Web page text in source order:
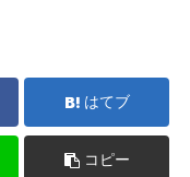
はてブ
コピー